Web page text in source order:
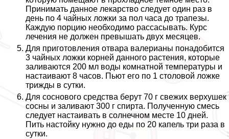
Принимать данное лекарство следует один раз в
день по 4 чайных ложки за пол часа до трапезы.
Каждую порцию необходимо рассасывать. Курс
лечения не должен превышать двух месяцев.
Для приготовления отвара валерианы понадобится
3 чайных ложки корней данного растения, которые
заливаются 200 мл воды комнатной температуры и
настаивают 8 часов. Пьют его по 1 столовой ложке
трижды в сутки.
Для соснового средства берут 70 г свежих верхушек
сосны и заливают 300 г спирта. Полученную смесь
следует настаивать в солнечном месте 10 дней.
Пить настойку нужно до еды по 20 капель три раза в
сутки.